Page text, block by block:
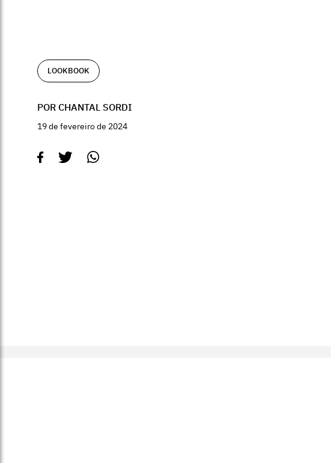
LOOKBOOK
POR CHANTAL SORDI
19 de fevereiro de 2024